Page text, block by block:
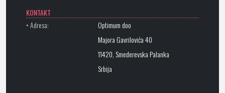
KONTAKT
• Adresa:
Optimum doo
Majora Gavrilovića 40
11420, Smederevska Palanka
Srbija